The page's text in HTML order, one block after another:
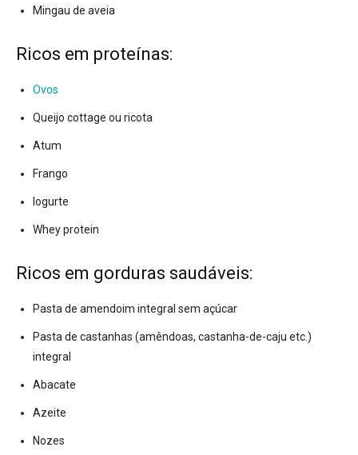
Mingau de aveia
Ricos em proteínas:
Ovos
Queijo cottage ou ricota
Atum
Frango
Iogurte
Whey protein
Ricos em gorduras saudáveis:
Pasta de amendoim integral sem açúcar
Pasta de castanhas (amêndoas, castanha-de-caju etc.)
integral
Abacate
Azeite
Nozes